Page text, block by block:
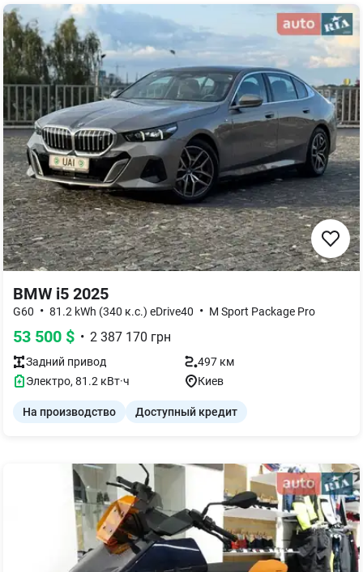
BMW i5 2025
G60 • 81.2 kWh (340 к.с.) eDrive40 • M Sport Package Pro
53 500 $ • 2 387 170 грн
Задний привод
497 км
Электро, 81.2 кВт·ч Киев
На производство Доступный кредит